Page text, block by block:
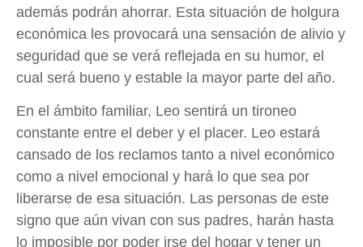
además podrán ahorrar. Esta situación de holgura
económica les provocará una sensación de alivio y
seguridad que se verá reflejada en su humor, el
cual será bueno y estable la mayor parte del año.
En el ámbito familiar, Leo sentirá un tironeo
constante entre el deber y el placer. Leo estará
cansado de los reclamos tanto a nivel económico
como a nivel emocional y hará lo que sea por
liberarse de esa situación. Las personas de este
signo que aún vivan con sus padres, harán hasta
lo imposible por poder irse del hogar y tener un